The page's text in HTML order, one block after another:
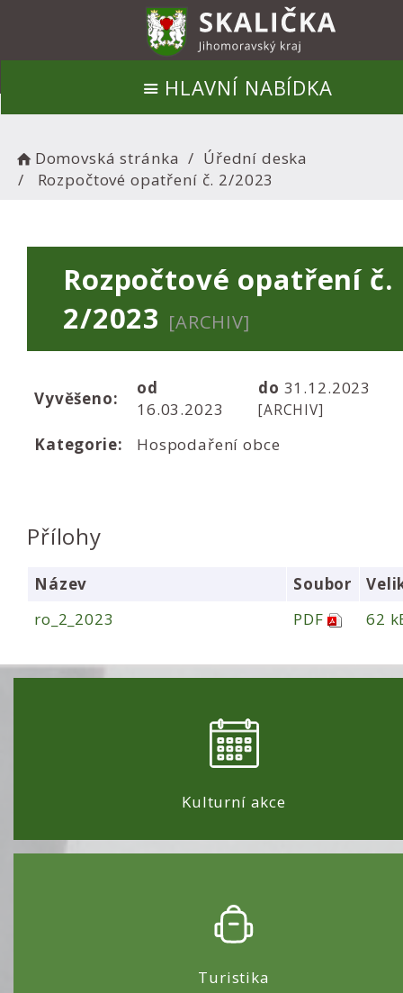
HLAVNÍ NABÍDKA
Domovská stránka
Úřední deska
Rozpočtové opatření č. 2/2023
Rozpočtové opatření č.
2/2023 [ARCHIV]
Vyvěšeno:
od
16.03.2023
do 31.12.2023
[ARCHIV]
Kategorie: Hospodaření obce
Přílohy
Název Soubor
ro_2_2023
PDF 62
Kulturní akce
Turistika